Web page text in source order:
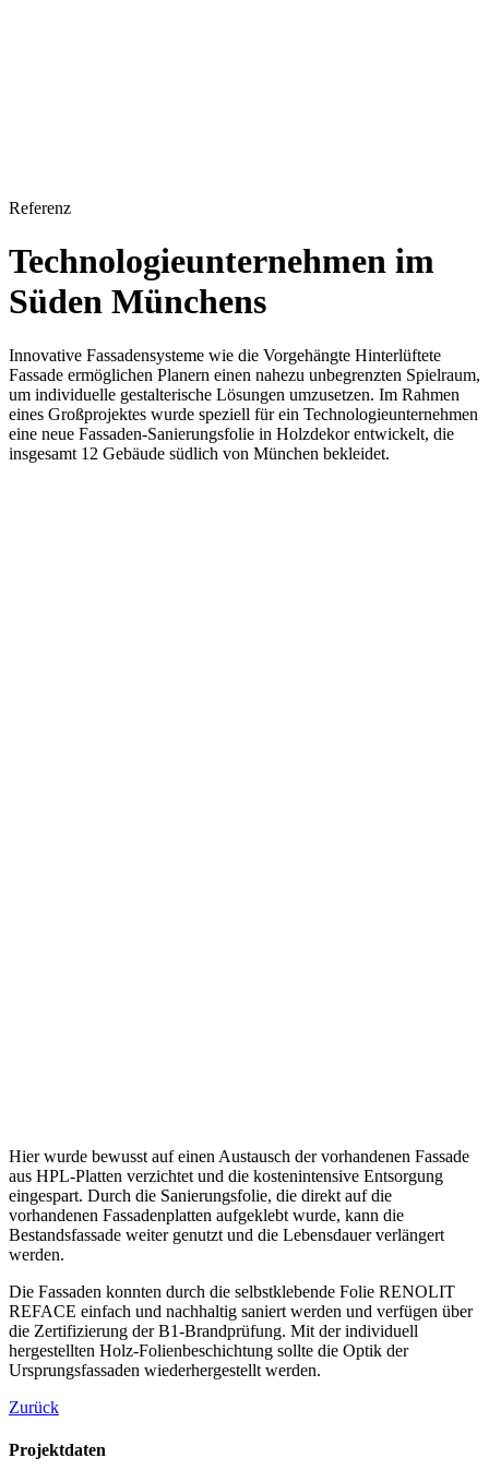
Referenz
Technologieunternehmen im
Süden Münchens
Innovative Fassadensysteme wie die Vorgehängte Hinterlüftete
Fassade ermöglichen Planern einen nahezu unbegrenzten Spielraum,
um individuelle gestalterische Lösungen umzusetzen. Im Rahmen
eines Großprojektes wurde speziell für ein Technologieunternehmen
eine neue Fassaden-Sanierungsfolie in Holzdekor entwickelt, die
insgesamt 12 Gebäude südlich von München bekleidet.
Hier wurde bewusst auf einen Austausch der vorhandenen Fassade
aus HPL-Platten verzichtet und die kostenintensive Entsorgung
eingespart. Durch die Sanierungsfolie, die direkt auf die
vorhandenen Fassadenplatten aufgeklebt wurde, kann die
Bestandsfassade weiter genutzt und die Lebensdauer verlängert
werden.
Die Fassaden konnten durch die selbstklebende Folie RENOLIT
REFACE einfach und nachhaltig saniert werden und verfügen über
die Zertifizierung der B1-Brandprüfung. Mit der individuell
hergestellten Holz-Folienbeschichtung sollte die Optik der
Ursprungsfassaden wiederhergestellt werden.
Zurück
Projektdaten